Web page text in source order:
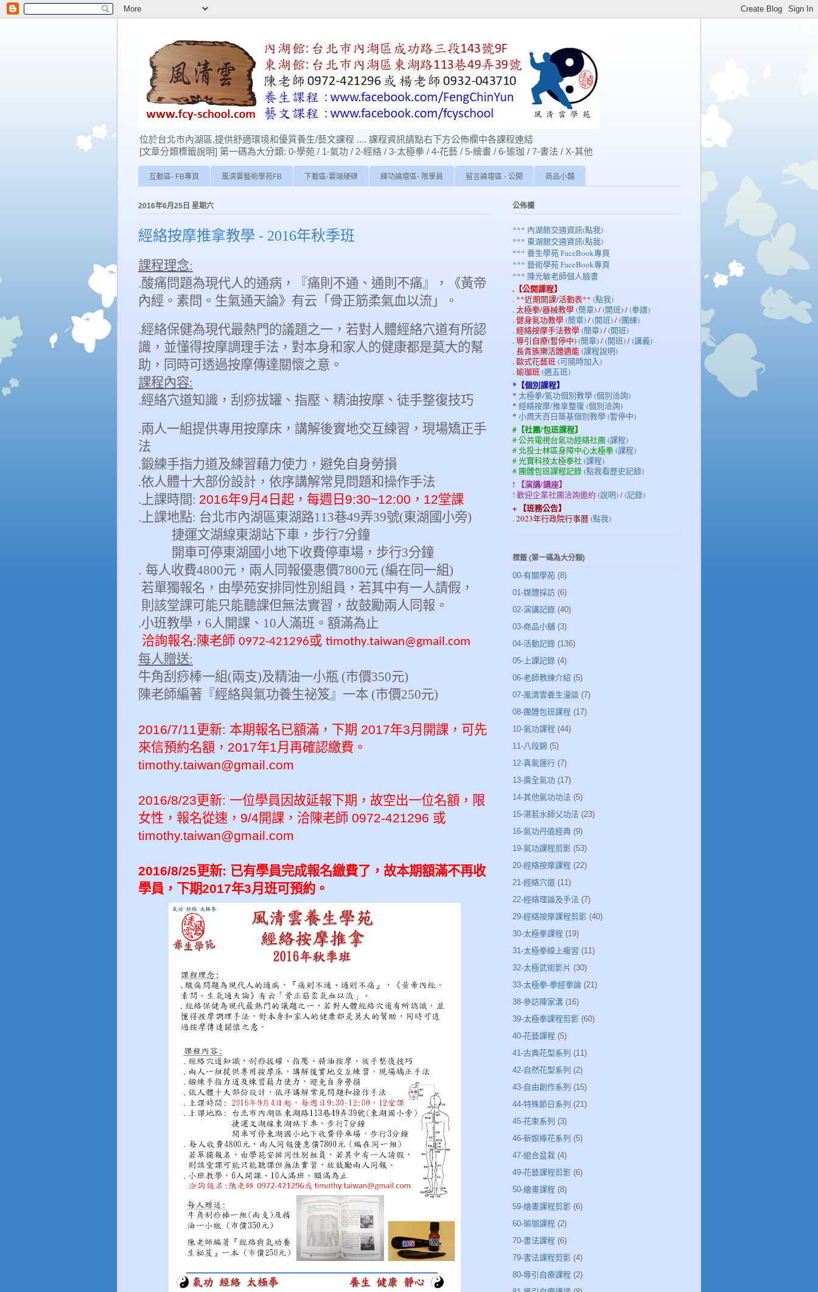
位於台北巿內湖區,提供舒適環境和優質養生/藝文課程 .... 課程資訊請點右下方公佈欄中各課程連結
[文章分類標籤說明] 第一碼為大分類: 0-學苑 / 1-氣功 / 2-經絡 / 3-太極拳 / 4-花藝 / 5-繪畫 / 6-瑜珈 / 7-書法 / X-其他
互動區- FB專頁 風清雲藝術學苑FB 下載區-雲端硬碟 練功論壇區- 限學員 留言論壇區 - 公開 商品小舖
2016年6月25日 星期六
經絡按摩推拿教學 - 2016年秋季班
課程理念:
.酸痛問題為現代人的通病， 『痛則不通 、 通則不痛』 ， 《黃帝
內經。素問。生氣通天論》 有云 「骨正筋柔氣血以流」
。
.經絡保健為現代最熱門的議題之一 ， 若對人體經絡穴道有所認
識 ， 並懂得按摩調理手法 ， 對本身和家人的健康都是莫大的幫
助 ，同時可透過按摩傳達關懷之意。
課程內容:
.經絡穴道知識 ， 刮痧拔罐、指壓、精油按摩、徒手整復技巧
.兩人一組提供專用按摩床 ， 講解後實地交互練習 ， 現場矯正手
法
.鍛練手指力道及練習藉力使力 ， 避免自身勞損
.依人體十大部份設計，依序講解常見問題和操作手法
. 上課時間: 2016年9月 4 日起，每週日 9:30~12:00 ， 12堂課
. 上課地點: 台北巿內湖區東湖路113巷49弄39號(東湖國小旁)
捷運文湖線東湖站下車，步行7分鐘
開車可停東湖國小地下收費停車場，步行3分鐘
. 每人收費4800元 ， 兩人同報優惠價7800元 (編在同一組)
若單獨報名，由學苑安排同性別組員，若其中有一人請假，
則該堂課可能只能聽課但無法實習，故鼓勵兩人同報。
.小班教學， 6人開課、 10人滿班。額滿為止
洽詢報名: 陳老師 0972-421296或 timothy.taiwan@gmail.com
每人贈送:
牛角刮痧棒一組(兩支)及精油一小瓶 (巿價350元)
陳老師編著 『經絡與氣功養生祕笈 』 一本 (巿價250元)
2016/7/11更新: 本期報名已額滿，下期 2017年3月開課，可先
來信預約名額，2017年1月再確認繳費。
timothy.taiwan@gmail.com
2016/8/23更新: 一位學員因故延報下期，故空出一位名額，限
女性，報名從速，9/4開課，洽陳老師 0972-421296 或
timothy.taiwan@gmail.com
2016/8/25更新: 已有學員完成報名繳費了，故本期額滿不再收
學員，下期2017年3月班可預約。
公佈欄
*** 內湖館交通資訊(點我)
*** 東湖館交通資訊(點我)
*** 養生學苑 FaceBook專頁
*** 藝術學苑 FaceBook專頁
*** 陳光敏老師個人臉書
.【公開課程】
. **近期開課/活動表** (點我)
. 太極拳/器械教學(簡章)/(開班)/(拳譜)
. 健身氣功教學(簡章)/(開班)/(團練)
. 經絡按摩手法教學(簡章)/(開班)
. 導引自療(暫停中)(簡章)/(開班)/(講義)
. 長青族樂活體適能(課程說明)
. 歐式花藝班(可隨時加入)
. 瑜珈班(週五班)
*【個別課程】
* 太極拳/氣功個別教學 (個別洽詢)
* 經絡按摩/推拿整復 (個別洽詢)
* 小周天百日築基個別教學 (暫停中)
#【社團/包班課程】
# 公共電視台氣功經絡社團 (課程)
# 北投士林區身障中心太極拳(課程)
# 光寶科技太極拳社(課程)
# 團體包班課程記錄(點我看歷史記錄)
! 【演講/講座】
! 歡迎企業社團洽詢邀約 (說明)/(記錄)
+ 【班務公告】
. 2023年行政院行事曆(點我)
標籤 (第一碼為大分類)
00-有關學苑 (8)
01-媒體採訪 (6)
02-演講記錄 (40)
03-商品小舖 (3)
04-活動記錄 (136)
05-上課記錄 (4)
06-老師教練介紹 (5)
07-風清雲養生漫談 (7)
08-團體包班課程 (17)
10-氣功課程 (44)
11-八段錦 (5)
12-真氣運行 (7)
13-廣全氣功 (17)
14-其他氣功功法 (5)
15-湛若水師父功法 (23)
16-氣功丹道經典 (9)
19-氣功課程剪影 (53)
20-經絡按摩課程 (22)
21-經絡穴道 (11)
22-經絡理論及手法 (7)
29-經絡按摩課程剪影 (40)
30-太極拳課程 (19)
31-太極拳線上複習 (11)
32-太極武術影片 (30)
33-太極拳-拳經拳論 (21)
38-參訪陳家溝 (16)
39-太極拳課程剪影 (60)
40-花藝課程 (5)
41-古典花型系列 (11)
42-自然花型系列 (2)
43-自由創作系列 (15)
44-特殊節日系列 (21)
45-花束系列 (3)
46-新娘捧花系列 (5)
47-組合盆栽 (4)
49-花藝課程剪影 (6)
50-繪畫課程 (8)
59-繪畫課程剪影 (6)
60-瑜珈課程 (2)
70-書法課程 (6)
79-書法課程剪影 (4)
80-導引自療課程 (2)